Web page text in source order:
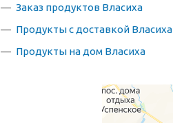
Заказ продуктов Власиха
Продукты с доставкой Власиха
Продукты на дом Власиха